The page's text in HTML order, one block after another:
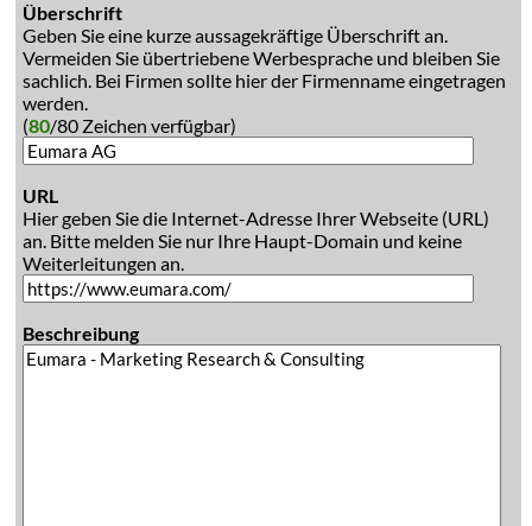
Überschrift
Geben Sie eine kurze aussagekräftige Überschrift an.
Vermeiden Sie übertriebene Werbesprache und bleiben Sie
sachlich. Bei Firmen sollte hier der Firmenname eingetragen
werden.
(80/80 Zeichen verfügbar)
URL
Hier geben Sie die Internet-Adresse Ihrer Webseite (URL)
an. Bitte melden Sie nur Ihre Haupt-Domain und keine
Weiterleitungen an.
Beschreibung